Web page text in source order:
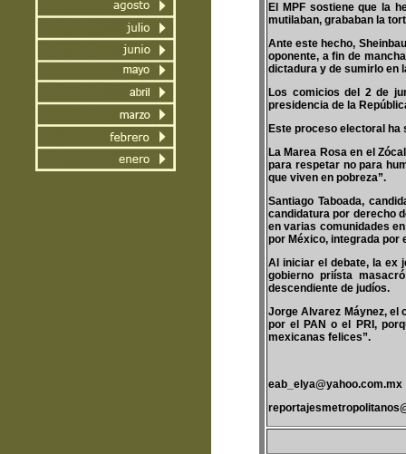
El MPF sostiene que la
mutilaban, grababan la
Ante este hecho,
oponente, a fin de
dictadura y de sumirlo en
Los comicios del 2 de
presidencia de la
Este proceso electoral ha
La Marea Rosa en el
para respetar no para
que viven en pobreza”.
Santiago Taboada,
candidatura por derecho
en varias comunidades
por México, integrada por
Al iniciar el debate, la ex
gobierno priísta
descendiente de judíos.
Jorge Alvarez Máynez, el
por el PAN o el PRI,
mexicanas felices”.
eab_elya@yahoo.com.mx